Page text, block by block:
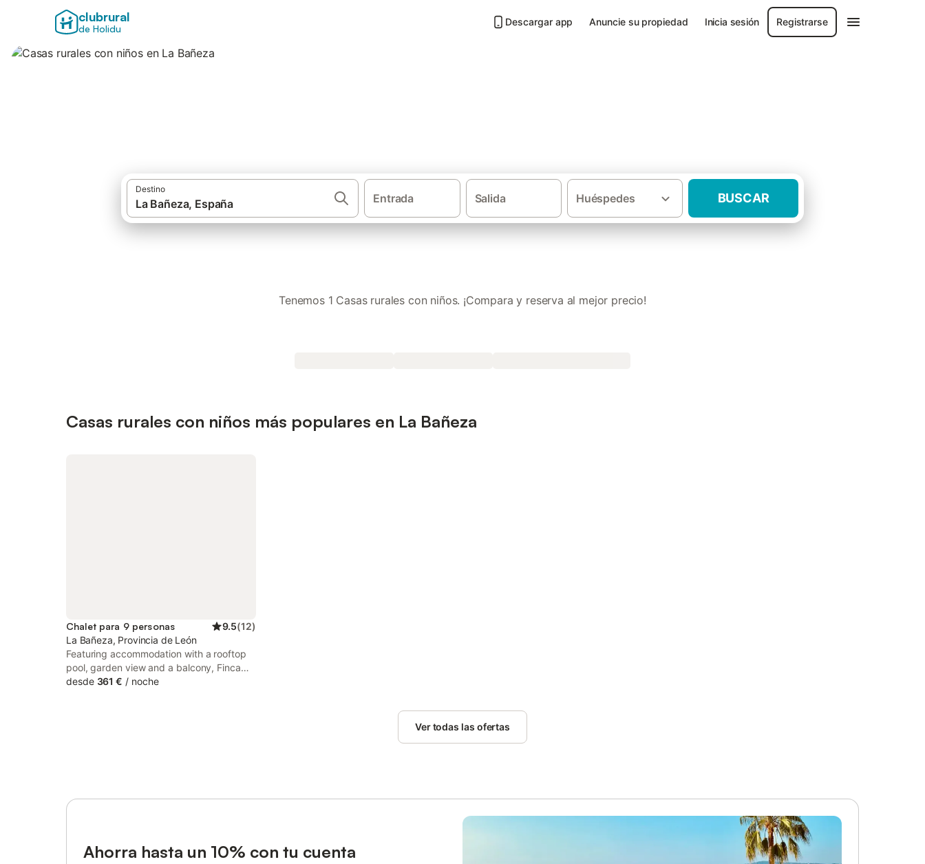
clubrural
de Holidu
Descargar app Anuncie su propiedad Inicia sesión Registrarse
Destino
Entrada Salida Huéspedes BUSCAR
Tenemos 1 Casas rurales con niños. ¡Compara y reserva al mejor precio!
Casas rurales con niños más populares en La Bañeza
Chalet para 9 personas 9.5(12)
La Bañeza, Provincia de León
Featuring accommodation with a rooftop
pool, garden view and a balcony, Finca
Llamazares is located in La Bañeza. This
desde 361 € / noche
Ver todas las ofertas
Ahorra hasta un 10% con tu cuenta